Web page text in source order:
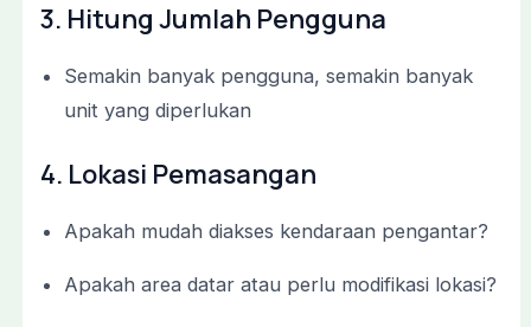
3. Hitung Jumlah Pengguna
Semakin banyak pengguna, semakin banyak
unit yang diperlukan
4. Lokasi Pemasangan
Apakah mudah diakses kendaraan pengantar?
Apakah area datar atau perlu modifikasi lokasi?